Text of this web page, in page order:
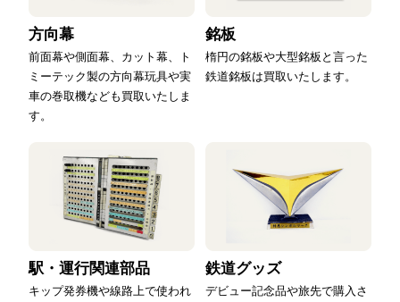
方向幕
前面幕や側面幕、カット幕、ト
ミーテック製の方向幕玩具や実
車の巻取機なども買取いたしま
す。
銘板
楕円の銘板や大型銘板と言った
鉄道銘板は買取いたします。
駅・運行関連部品
キップ発券機や線路上で使われ
鉄道グッズ
デビュー記念品や旅先で購入さ